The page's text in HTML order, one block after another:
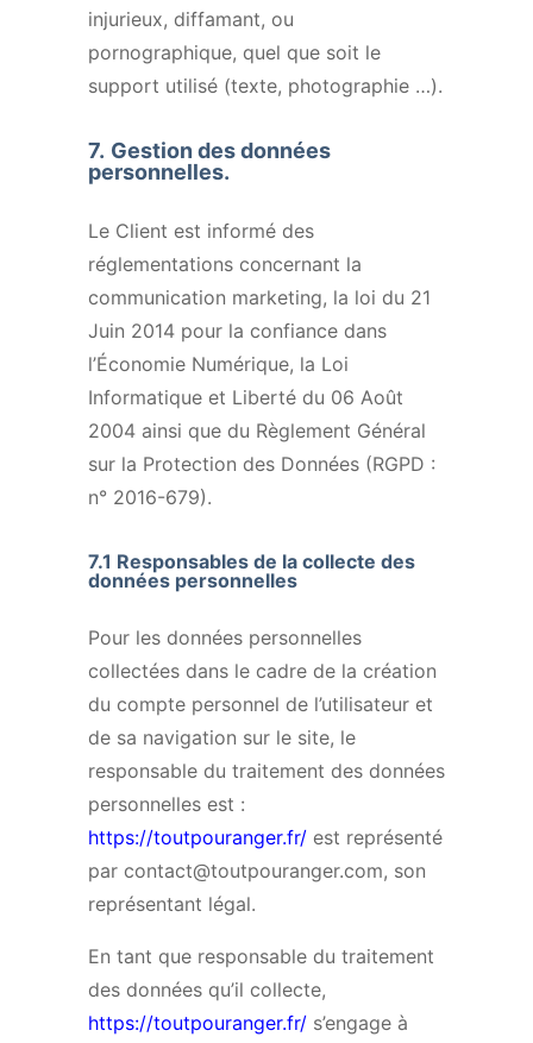
injurieux, diffamant, ou
pornographique, quel que soit le
support utilisé (texte, photographie …).
7. Gestion des données
personnelles.
Le Client est informé des
réglementations concernant la
communication marketing, la loi du 21
Juin 2014 pour la confiance dans
l’Économie Numérique, la Loi
Informatique et Liberté du 06 Août
2004 ainsi que du Règlement Général
sur la Protection des Données (RGPD :
n° 2016-679).
7.1 Responsables de la collecte des
données personnelles
Pour les données personnelles
collectées dans le cadre de la création
du compte personnel de l’utilisateur et
de sa navigation sur le site, le
responsable du traitement des données
personnelles est :
https://toutpouranger.fr/ est représenté
par contact@toutpouranger.com, son
représentant légal.
En tant que responsable du traitement
des données qu’il collecte,
https://toutpouranger.fr/ s’engage à